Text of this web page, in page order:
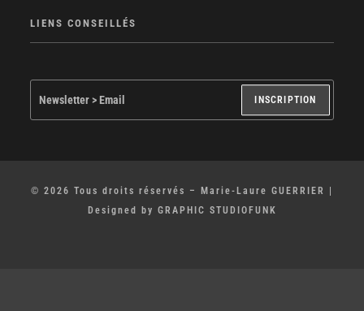
LIENS CONSEILLÉS
INSCRIPTION
© 2026 Tous droits réservés – Marie-Laure GUERRIER |
Designed by GRAPHIC STUDIOFUNK